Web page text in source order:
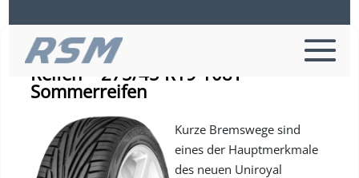
Uniroyal RAINSPORT 2 SUV – PKW-
Reifen – 275/45 R19 108Y –
Sommerreifen
Kurze Bremswege sind
eines der Hauptmerkmale
des neuen Uniroyal